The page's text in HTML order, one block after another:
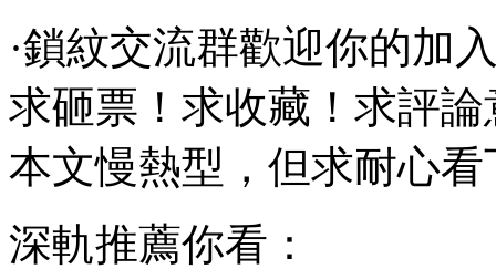
·鎖紋交流群歡迎你的加
求砸票！求收藏！求評
本文慢熱型，但求耐心
深軌推薦你看：